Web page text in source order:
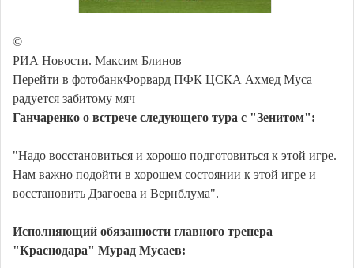
©
РИА Новости. Максим Блинов
Перейти в фотобанкФорвард ПФК ЦСКА Ахмед Муса
радуется забитому мяч
Ганчаренко о встрече следующего тура с "Зенитом":
"Надо восстановиться и хорошо подготовиться к этой игре.
Нам важно подойти в хорошем состоянии к этой игре и
восстановить Дзагоева и Вернблума".
Исполняющий обязанности главного тренера
"Краснодара" Мурад Мусаев: